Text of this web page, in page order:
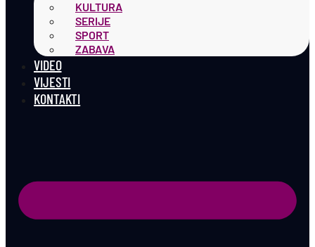
KULTURA
SERIJE
SPORT
ZABAVA
VIDEO
VIJESTI
KONTAKTI